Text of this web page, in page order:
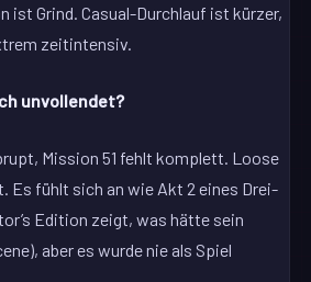
ist Grind. Casual-Durchlauf ist kürzer,
zeitintensiv.
unvollendet?
Mission 51 fehlt komplett. Loose
Es fühlt sich an wie Akt 2 eines Drei-
Edition zeigt, was hätte sein
aber es wurde nie als Spiel